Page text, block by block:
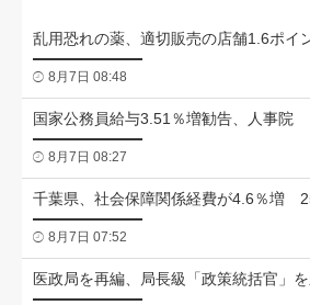
乱用恐れの薬、適切販売の店舗1.6ポイ
8月7日 08:48
国家公務員給与3.51％増勧告、人事院
8月7日 08:27
千葉県、社会保障関係経費が4.6％増
8月7日 07:52
医政局を再編、局長級「政策統括官」